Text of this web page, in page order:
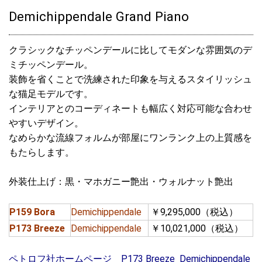
Demichippendale Grand Piano
クラシックなチッペンデールに比してモダンな雰囲気のデ
ミチッペンデール。
装飾を省くことで洗練された印象を与えるスタイリッシュ
な猫足モデルです。
インテリアとのコーディネートも幅広く対応可能な合わせ
やすいデザイン。
なめらかな流線フォルムが部屋にワンランク上の上質感を
もたらします。
外装仕上げ：黒・マホガニー艶出・ウォルナット艶出
P159 Bora Demichippendale
￥9,295,000（税込）
P173 Breeze Demichippendale ￥10,021,000（税込）
ペトロフ社ホームページ P173 Breeze Demichippendale